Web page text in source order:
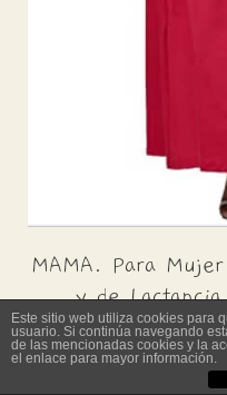
MAMA. Para
y de
Este sitio web utiliza cookies para
usuario. Si continúa navegando
de las mencionadas cookies y la
el enlace para mayor información.